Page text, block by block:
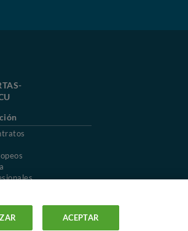
ACEPTAR